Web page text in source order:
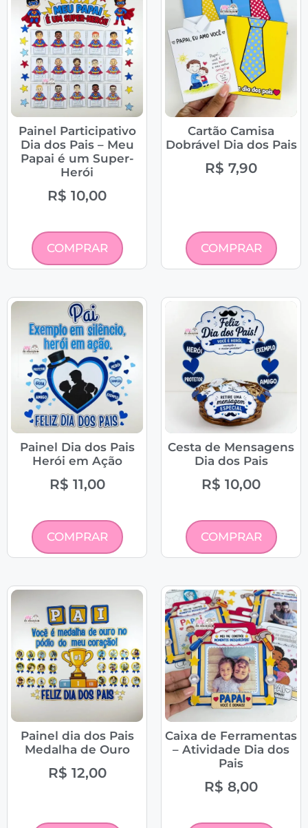
Painel Participativo
Dia dos Pais – Meu
Papai é um Super-
Herói
R$ 10,00
COMPRAR
Cartão Camisa
Dobrável Dia dos Pais
R$ 7,90
COMPRAR
Painel Dia dos Pais
Herói em Ação
R$ 11,00
COMPRAR
Cesta de Mensagens
Dia dos Pais
R$ 10,00
COMPRAR
Painel dia dos Pais
Medalha de Ouro
R$ 12,00
Caixa de Ferramentas
– Atividade Dia dos
Pais
R$ 8,00